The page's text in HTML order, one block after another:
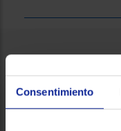
Consentimiento